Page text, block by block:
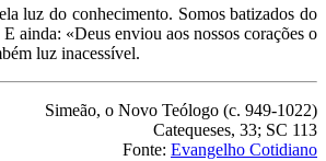
luz do conhecimento. Somos batizados do
ainda: «Deus enviou aos nossos corações o
luz inacessível.
Simeão, o Novo Teólogo (c. 949-1022)
Catequeses, 33; SC 113
Fonte: Evangelho Cotidiano